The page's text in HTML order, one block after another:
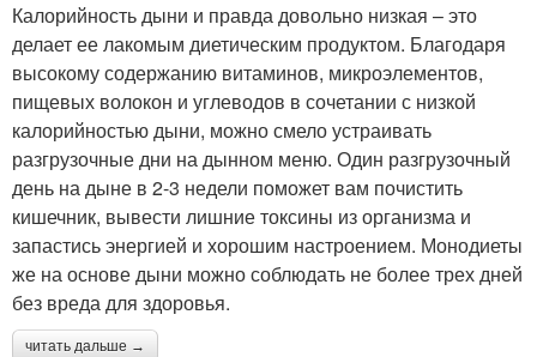
Калорийность дыни и правда довольно низкая – это
делает ее лакомым диетическим продуктом. Благодаря
высокому содержанию витаминов, микроэлементов,
пищевых волокон и углеводов в сочетании с низкой
калорийностью дыни, можно смело устраивать
разгрузочные дни на дынном меню. Один разгрузочный
день на дыне в 2-3 недели поможет вам почистить
кишечник, вывести лишние токсины из организма и
запастись энергией и хорошим настроением. Монодиеты
же на основе дыни можно соблюдать не более трех дней
без вреда для здоровья.
читать дальше →